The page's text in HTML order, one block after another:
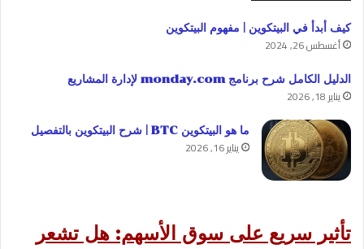
كيف أبدأ في البيتكوين | مفهوم البيتكوين
أغسطس 26, 2024
الدليل الكامل شرح برنامج monday.com لإدارة المشاريع
يناير 18, 2026
ما هو البيتكوين BTC | شرح البيتكوين بالتفصيل
يناير 16, 2026
تأثير سريع على سوق الأسهم: هل تشعر